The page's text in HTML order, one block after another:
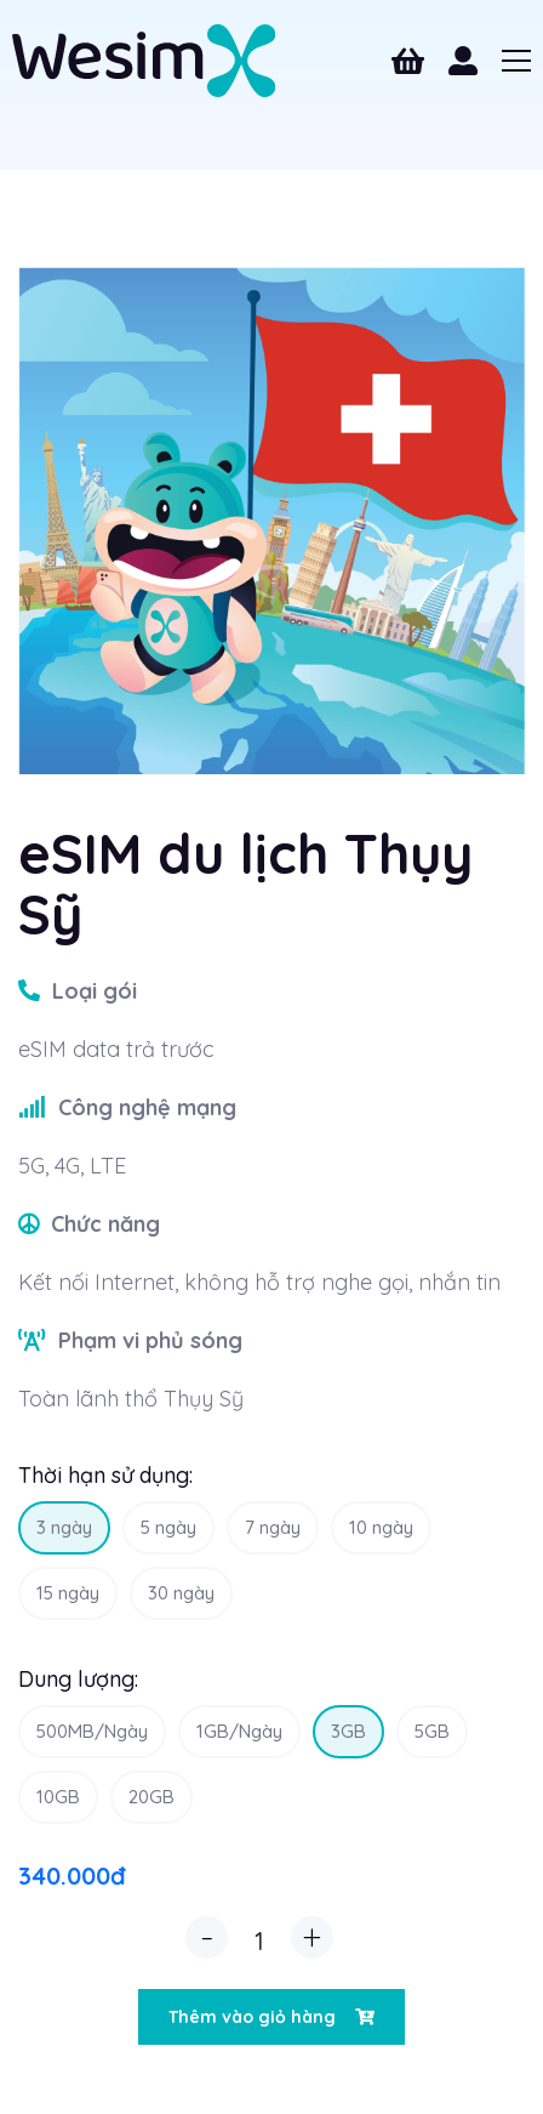
eSIM du lịch Thụy
Sỹ
Loại gói
eSIM data trả trước
Công nghệ mạng
5G, 4G, LTE
Chức năng
Kết nối Internet, không hỗ trợ nghe gọi, nhắn tin
Phạm vi phủ sóng
Toàn lãnh thổ Thụy Sỹ
Thời hạn sử dụng:
3 ngày 5 ngày 7 ngày 10 ngày
15 ngày 30 ngày
Dung lượng:
500MB/Ngày 1GB/Ngày 3GB 5GB
10GB 20GB
340.000đ
- +
Thêm vào giỏ hàng